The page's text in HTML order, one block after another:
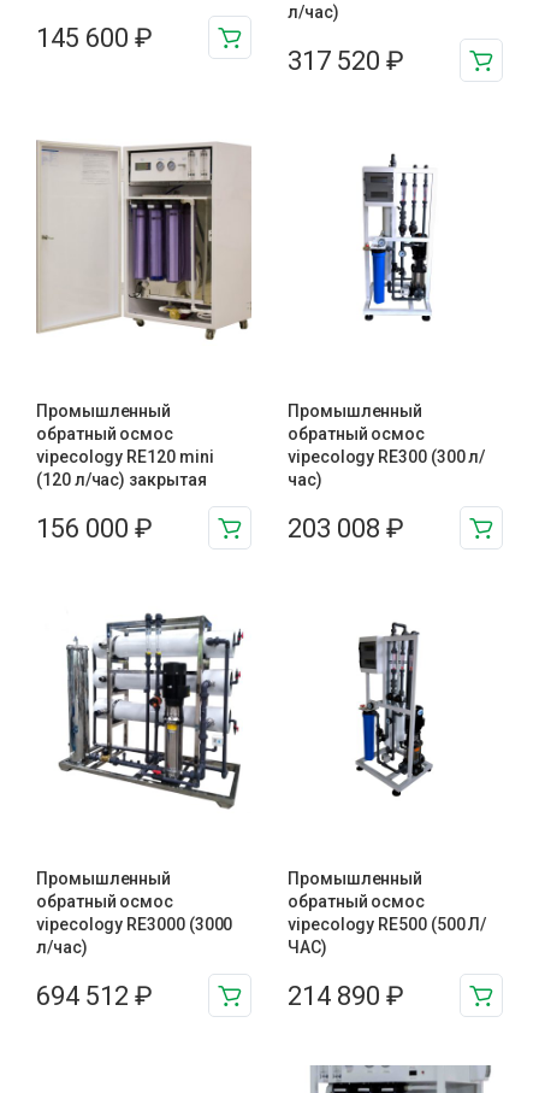
145 600 ₽
л/час)
317 520 ₽
Промышленный
обратный осмос
vipecology RE120 mini
(120 л/час) закрытая
156 000 ₽
Промышленный
обратный осмос
vipecology RE300 (300 л/
час)
203 008 ₽
Промышленный
обратный осмос
vipecology RE3000 (3000
л/час)
694 512 ₽
Промышленный
обратный осмос
vipecology RE500 (500 Л/
ЧАС)
214 890 ₽